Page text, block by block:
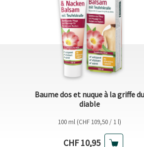
Baume dos et nuque à la griffe du
diable
100 ml (CHF 109,50 / 1 l)
Prix actuel
CHF 10,95